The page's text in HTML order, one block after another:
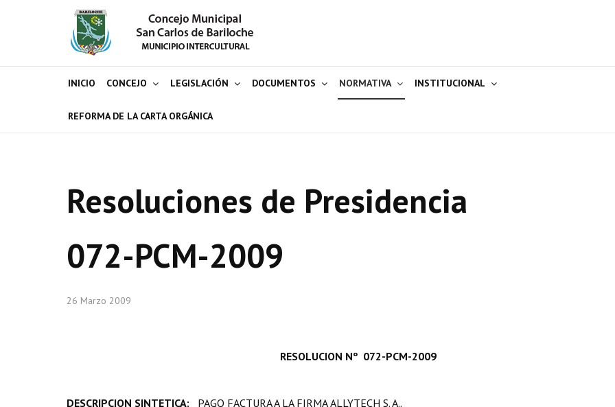
INICIO CONCEJO LEGISLACIÓN DOCUMENTOS NORMATIVA INSTITUCIONAL
REFORMA DE LA CARTA ORGÁNICA
Resoluciones de Presidencia
072-PCM-2009
26 Marzo 2009
RESOLUCION Nº 072-PCM-2009
DESCRIPCION SINTETICA: PAGO FACTURA A LA FIRMA ALLYTECH S. A..